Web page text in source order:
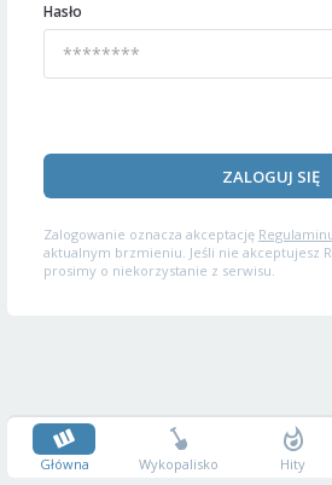
Hasło
ZALOGUJ SIĘ
Zalogowanie oznacza akceptację
aktualnym brzmieniu. Jeśli nie akceptujesz
prosimy o niekorzystanie z serwisu.
Główna Wykopalisko Hity